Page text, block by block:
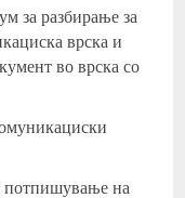
за разбирање за
врска и
во врска со
потпишување на